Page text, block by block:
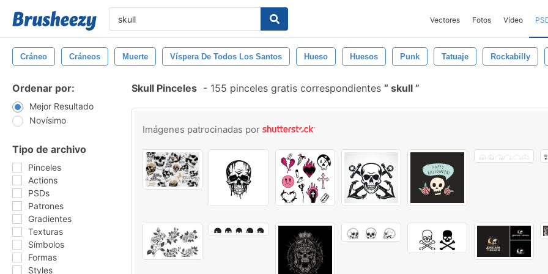
Vectores Fotos Vídeo
Cráneo Cráneos Muerte Víspera De Todos Los Santos Hueso Huesos Punk Tatuaje Rockabilly
Ordenar por:
Mejor Resultado
Novísimo
Tipo de archivo
Pinceles
Actions
PSDs
Patrones
Gradientes
Texturas
Símbolos
Formas
Styles
Skull Pinceles - 155 pinceles gratis correspondientes skull
Imágenes patrocinadas por